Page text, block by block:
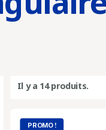
Il y a 14 produits.
PROMO !